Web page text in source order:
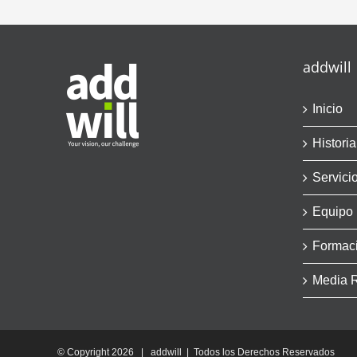
addwill
Inicio
Historia
Equipo
Media
© Copyright2026 | addwill | Todos los Derechos Reservados